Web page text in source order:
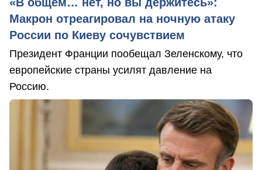
«В общем… нет, но вы держитесь»:
Макрон отреагировал на ночную атаку
России по Киеву сочувствием
Президент Франции пообещал Зеленскому, что
европейские страны усилят давление на
Россию.